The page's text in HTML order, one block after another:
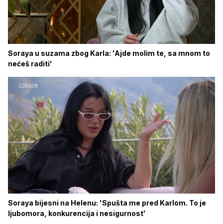
Soraya u suzama zbog Karla: 'Ajde molim te, sa mnom to
nećeš raditi'
Soraya bijesni na Helenu: 'Spušta me pred Karlom. To je
ljubomora, konkurencija i nesigurnost'